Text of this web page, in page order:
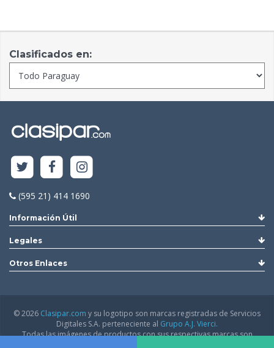
Clasificados en:
(595 21) 414 1690
Información Útil
Legales
Otros Enlaces
© 2026 Clasipar.com y su logotipo son marcas registradas de Servicios
Digitales S.A. perteneciente al Grupo A.J. Vierci.
Todas las imágenes de productos con sus respectivas marcas son